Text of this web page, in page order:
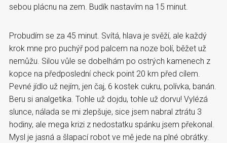
sebou plácnu na zem. Budík nastavím na 15 minut.
Probudím se za 45 minut. Svítá, hlava je svěží, ale každý
krok mne pro puchýř pod palcem na noze bolí, běžet už
nemůžu. Silou vůle se dobelhám po ostrých kamenech z
kopce na předposlední check point 20 km před cílem.
Pevné jídlo už nejím, jen čaj, 6 kostek cukru, polívka, banán.
Beru si analgetika. Tohle už dojdu, tohle už dorvu! Vylézá
slunce, nálada se mi zlepšuje, sice jsem nabral ztrátu 3
hodiny, ale mega krizi z nedostatku spánku jsem překonal.
Mysl je jasná a šlapací robot ve mě jede na plné obrátky.